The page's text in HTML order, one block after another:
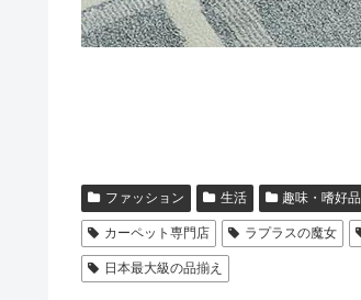
ファッション 生活 趣味・嗜好品
カーペット専門店 ラプラスの魔女
日本最大級の品揃え